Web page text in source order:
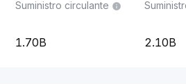
Suministro circulante
1.70B 2.10B